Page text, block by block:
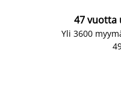
47 vuotta
Yli 3600